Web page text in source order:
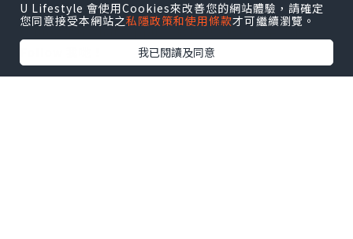
U Lifestyle 會使用Cookies來改善您的網站體驗，請確定
您同意接受本網站之私隱政策和使用條款才可繼續瀏覽。
我已閱讀及同意
U Blog開咗WhatsApp啦！發掘更多吃喝玩樂資訊！